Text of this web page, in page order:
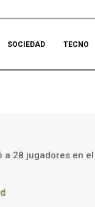
SOCIEDAD TECNO
28 jugadores en el